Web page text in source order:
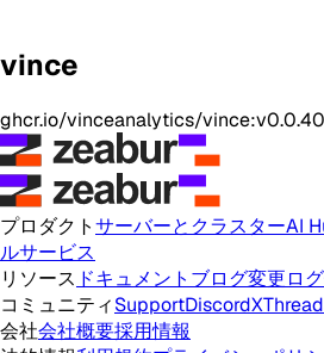
vince
ghcr.io/vinceanalytics/vince:v0.0.40
プロダクトサーバーとクラスターAI
ルサービス
リソース ドキュメント ブログ変更ログ
コミュニティSupportDiscordX
会社会社概要採用情報